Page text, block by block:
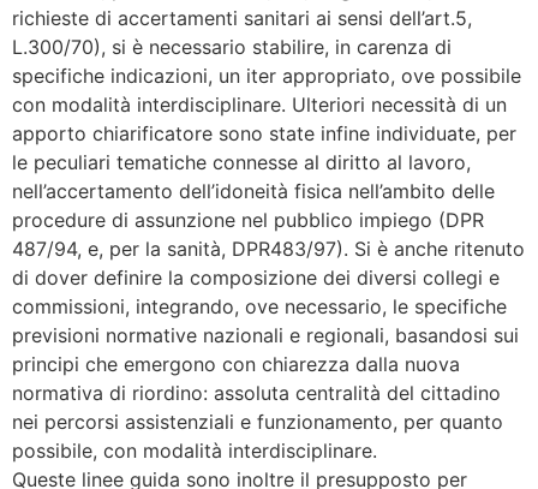
richieste di accertamenti sanitari ai sensi dell’art.5,
L.300/70), si è necessario stabilire, in carenza di
specifiche indicazioni, un iter appropriato, ove possibile
con modalità interdisciplinare. Ulteriori necessità di un
apporto chiarificatore sono state infine individuate, per
le peculiari tematiche connesse al diritto al lavoro,
nell’accertamento dell’idoneità fisica nell’ambito delle
procedure di assunzione nel pubblico impiego (DPR
487/94, e, per la sanità, DPR483/97). Si è anche ritenuto
di dover definire la composizione dei diversi collegi e
commissioni, integrando, ove necessario, le specifiche
previsioni normative nazionali e regionali, basandosi sui
principi che emergono con chiarezza dalla nuova
normativa di riordino: assoluta centralità del cittadino
nei percorsi assistenziali e funzionamento, per quanto
possibile, con modalità interdisciplinare.
Queste linee guida sono inoltre il presupposto per